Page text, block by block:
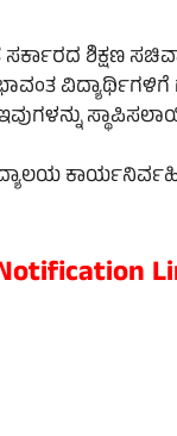
ಶಿಕ್ಷಣ